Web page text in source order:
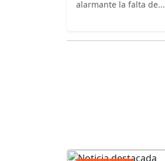
alarmante la falta de...